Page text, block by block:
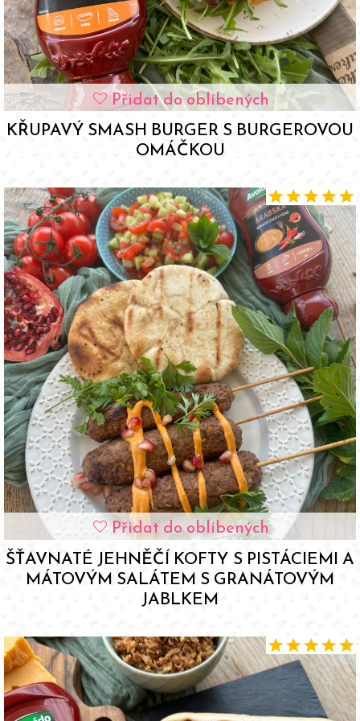
favoritePřidat do oblíbených
KŘUPAVÝ SMASH BURGER S BURGEROVOU
OMÁČKOU
starstarstarstarstar
favoritePřidat do oblíbených
ŠŤAVNATÉ JEHNĚČÍ KOFTY S PISTÁCIEMI A
MÁTOVÝM SALÁTEM S GRANÁTOVÝM
JABLKEM
starstarstarstarstar